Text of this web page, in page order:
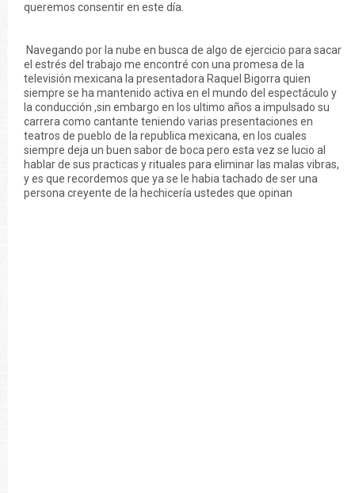
queremos consentir en este día.
Navegando por la nube en busca de algo de ejercicio para sacar
el estrés del trabajo me encontré con una promesa de la
televisión mexicana la presentadora Raquel Bigorra quien
siempre se ha mantenido activa en el mundo del espectáculo y
la conducción ,sin embargo en los ultimo años a impulsado su
carrera como cantante teniendo varias presentaciones en
teatros de pueblo de la republica mexicana, en los cuales
siempre deja un buen sabor de boca pero esta vez se lucio al
hablar de sus practicas y rituales para eliminar las malas vibras,
y es que recordemos que ya se le habia tachado de ser una
persona creyente de la hechicería ustedes que opinan